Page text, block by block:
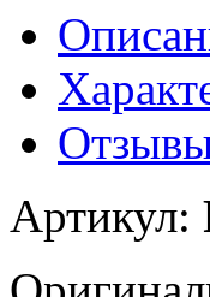
Артикул: